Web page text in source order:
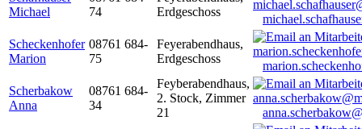
Michael
74
Erdgeschoss
Scheckenhofer
Marion
08761 684-
75
Feyerabendhaus,
Erdgeschoss
Scherbakow
Anna
08761 684-
34
Feyberabendhaus,
2. Stock, Zimmer
21